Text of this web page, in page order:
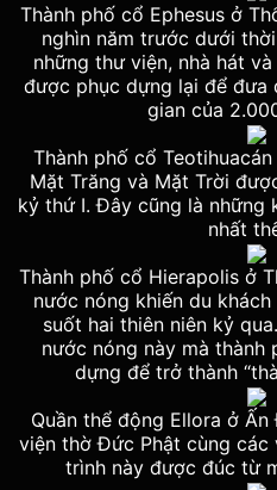
Thành phố cổ Ephesus ở
nghìn năm trước dưới
những thư viện, nhà hát
được phục dựng lại để đưa
gian của
Thành phố cổ
Mặt Trăng và Mặt Trời
kỷ thứ I. Đây cũng là những
nhất
Thành phố cổ Hierapolis ở
nước nóng khiến du
suốt hai thiên niên kỷ
nước nóng này mà thành
dựng để trở thành
Quần thể động Ellora ở
viện thờ Đức Phật cùng các
trình này được đúc từ